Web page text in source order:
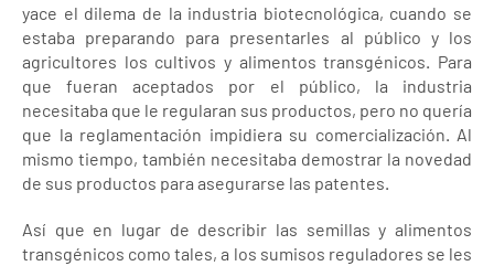
yace el dilema de la industria biotecnológica, cuando se
estaba preparando para presentarles al público y los
agricultores los cultivos y alimentos transgénicos. Para
que fueran aceptados por el público, la industria
necesitaba que le regularan sus productos, pero no quería
que la reglamentación impidiera su comercialización. Al
mismo tiempo, también necesitaba demostrar la novedad
de sus productos para asegurarse las patentes.
Así que en lugar de describir las semillas y alimentos
transgénicos como tales, a los sumisos reguladores se les